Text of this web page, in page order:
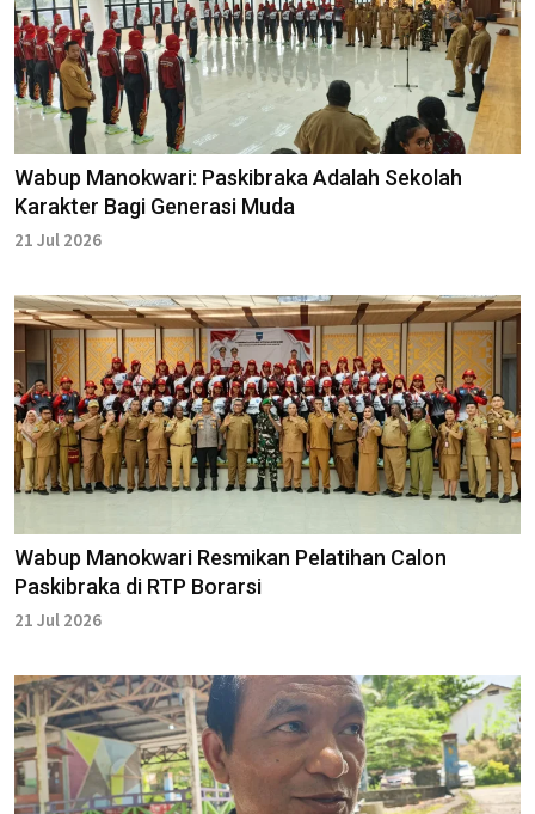
Wabup Manokwari: Paskibraka Adalah Sekolah
Karakter Bagi Generasi Muda
21 Jul 2026
Wabup Manokwari Resmikan Pelatihan Calon
Paskibraka di RTP Borarsi
21 Jul 2026